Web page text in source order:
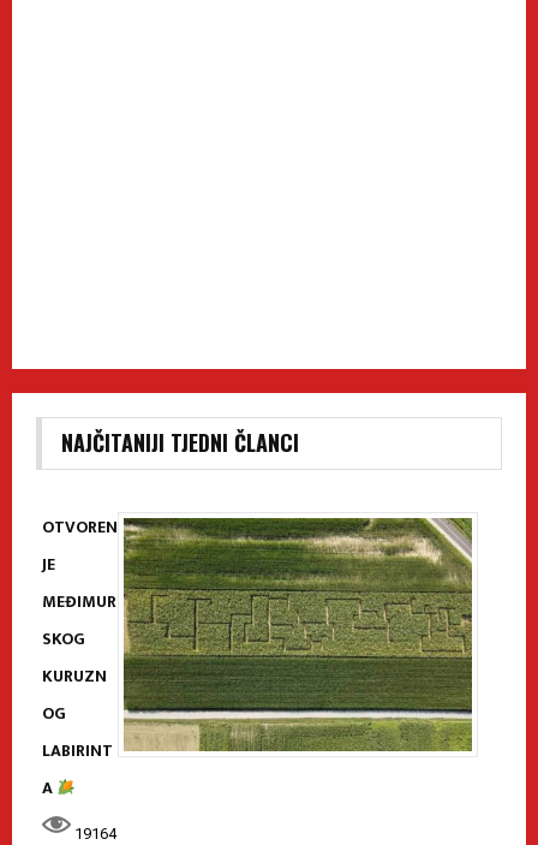
NAJČITANIJI TJEDNI ČLANCI
OTVOREN
JE
MEĐIMUR
SKOG
KURUZN
OG
LABIRINT
A
19164